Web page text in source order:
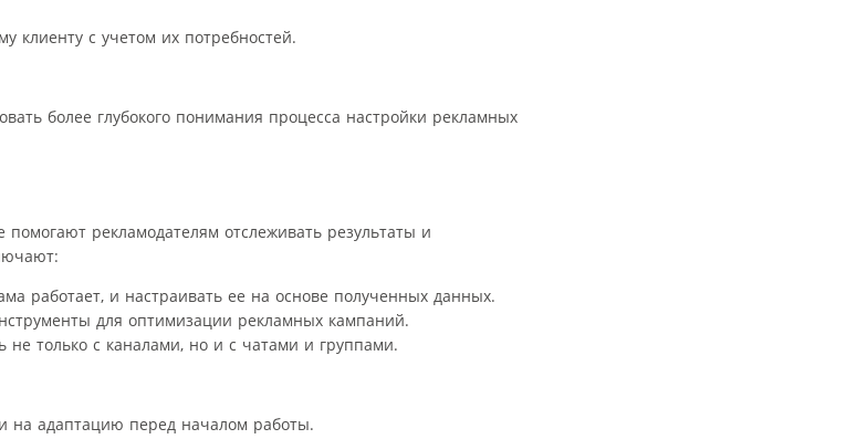
клиенту с учетом их потребностей.
более глубокого понимания процесса настройки рекламных
рекламодателям отслеживать результаты и
работает, и настраивать ее на основе полученных данных.
для оптимизации рекламных кампаний.
не только с каналами, но и с чатами и группами.
на адаптацию перед началом работы.